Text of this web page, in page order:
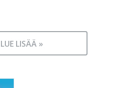
LUE LISÄÄ »